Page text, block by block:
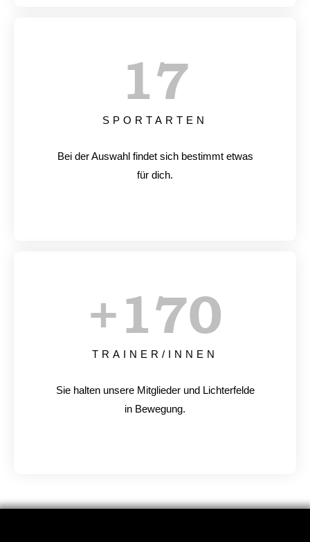
SPORTARTEN
17
Bei der Auswahl findet sich bestimmt etwas
für dich.
TRAINER/INNEN
+170
Sie halten unsere Mitglieder und Lichterfelde
in Bewegung.